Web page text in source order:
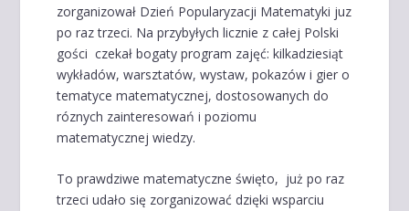
zorganizował Dzień Popularyzacji Matematyki juz
po raz trzeci. Na przybyłych licznie z całej Polski
gości czekał bogaty program zajęć: kilkadziesiąt
wykładów, warsztatów, wystaw, pokazów i gier o
tematyce matematycznej, dostosowanych do
róznych zainteresowań i poziomu
matematycznej wiedzy.
To prawdziwe matematyczne święto, już po raz
trzeci udało się zorganizować dzięki wsparciu